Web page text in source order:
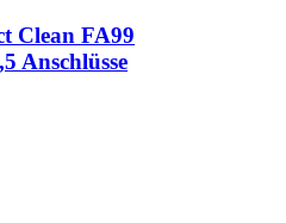
Clean FA99
Anschlüsse